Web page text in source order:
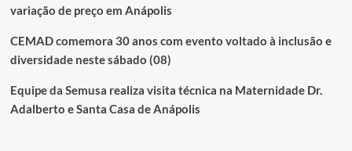
variação de preço em Anápolis
CEMAD comemora 30 anos com evento voltado à inclusão e
diversidade neste sábado (08)
Equipe da Semusa realiza visita técnica na Maternidade Dr.
Adalberto e Santa Casa de Anápolis